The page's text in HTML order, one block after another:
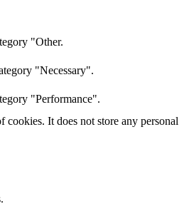
"Other.
"Necessary".
"Performance".
cookies. It does not store any personal